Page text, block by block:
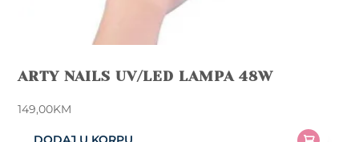
ARTY NAILS UV/LED LAMPA 48W
149,00KM